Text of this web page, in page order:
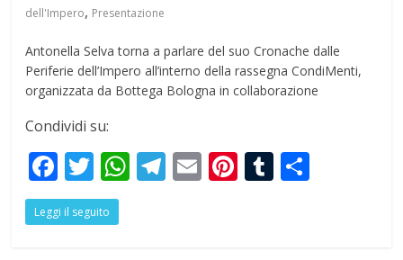
dell'Impero, Presentazione
Antonella Selva torna a parlare del suo Cronache dalle
Periferie dell’Impero all’interno della rassegna CondiMenti,
organizzata da Bottega Bologna in collaborazione
Condividi su:
F
ac
e
T
w
itt
W T E Pi T
Leggi il seguito